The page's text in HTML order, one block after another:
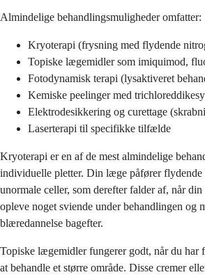
Almindelige behandlingsmuligheder omfatter:
Kryoterapi (frysning med flydende
Topiske lægemidler som imiquimod,
Fotodynamisk terapi (lysaktiveret
Kemiske peelinger med
Elektrodesikkering og curettage
Laserterapi til specifikke tilfælde
Kryoterapi er en af de mest almindelige
individuelle pletter. Din læge påfører flydende
unormale celler, som derefter falder af, når
opleve noget sviende under behandlingen og
blæredannelse bagefter.
Topiske lægemidler fungerer godt, når du har
at behandle et større område. Disse cremer